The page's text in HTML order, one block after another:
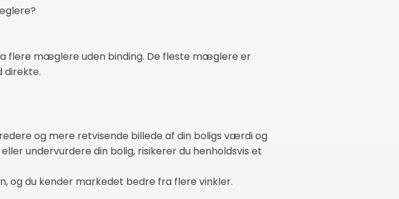
flere mæglere uden binding. De fleste mæglere er
direkte.
og mere retvisende billede af din boligs værdi og
undervurdere din bolig, risikerer du henholdsvis et
og du kender markedet bedre fra flere vinkler.